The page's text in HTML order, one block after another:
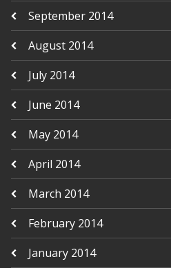
September 2014
August 2014
July 2014
June 2014
May 2014
April 2014
March 2014
February 2014
January 2014